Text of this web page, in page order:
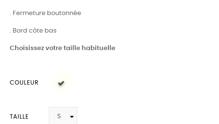
. Fermeture boutonnée
. Bord côte bas
Choisissez votre taille habituelle
COULEUR
TAILLE